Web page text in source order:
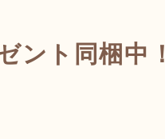
ント同梱中！